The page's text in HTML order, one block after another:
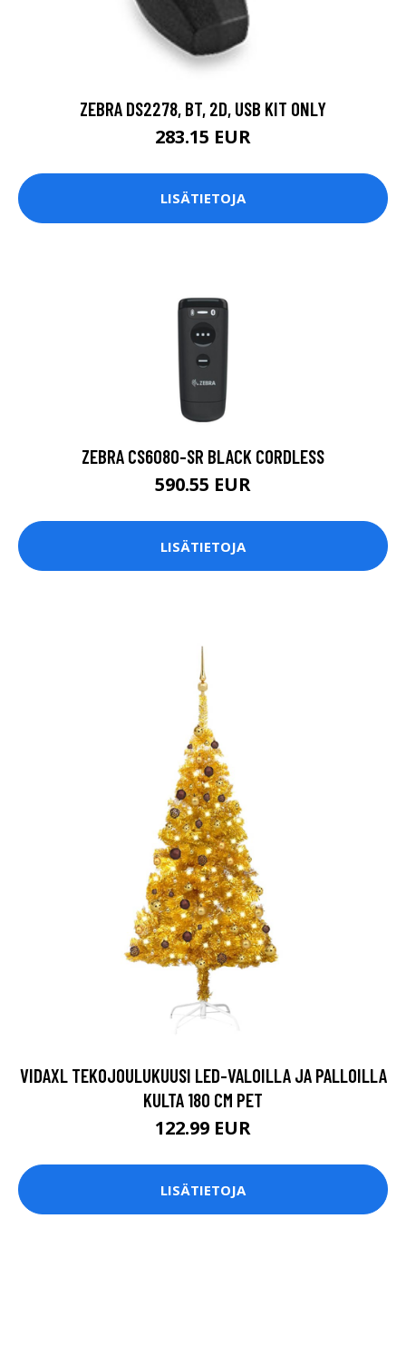
ZEBRA DS2278, BT, 2D, USB KIT ONLY
283.15 EUR
LISÄTIETOJA
ZEBRA CS6080-SR BLACK CORDLESS
590.55 EUR
LISÄTIETOJA
VIDAXL TEKOJOULUKUUSI LED-VALOILLA JA PALLOILLA
KULTA 180 CM PET
122.99 EUR
LISÄTIETOJA